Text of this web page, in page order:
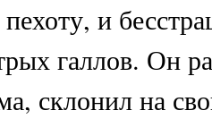
и
галлов. Он
склонил на